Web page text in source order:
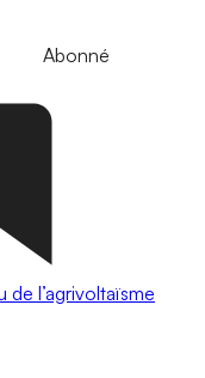
Abonné
l’agrivoltaïsme